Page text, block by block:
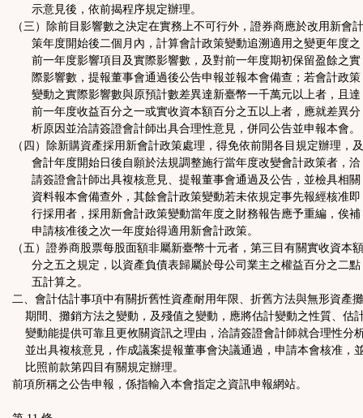
示意見後，依前揭程序規定辦理。
（三）除前目影響數之決定在實務上不可行外，證券商應於改用新會
策年度開始後二個月內，計算會計政策變動追溯適用之變更年度之
前一年度影響項目及實際影響數，及對前一年度期初保留盈餘之實
際影響數，提報董事會通過後公告申報並報本會備查；若會計政策
變動之實際影響數與原預計數差異達新臺幣一千萬元以上者，且達
前一年度收益百分之一或實收資本額百分之五以上者，應就差異分
析原因並洽請簽證會計師出具合理性意見，併同公告並申報本會。
（四）除新購資產採用新會計政策處理，得免依前開各目規定辦理，
會計年度開始日後自願於法規調整施行當年度改變會計政策者，洽
請簽證會計師出具複核意見、提報董事會通過及公告，並檢具相關
資料報本會備查外，其餘會計政策變動若未依規定事先報經核准即
行採用者，採用新會計政策變動當年度之財務報告應予重編，俟補
申請核准後之次一年度始得適用新會計政策。
（五）證券商股票每股面額非屬新臺幣十元者，第三目有關實收資本
分之五之規定，以資產負債表歸屬於母公司業主之權益百分之二點
五計算之。
二、會計估計事項中有關折舊性資產耐用年限、折舊方法與無形資產
期間、攤銷方法之變動，及殘值之變動，應將估計變動之性質、估
變動能提供可靠且更攸關資訊之理由，洽請簽證會計師就合理性分
並出具複核意見，作成議案提報董事會決議通過，申請本會核准，
比照前款第四目有關規定辦理。
前項所稱之公告申報，係指輸入本會指定之資訊申報網站。